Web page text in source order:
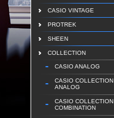
CASIO VINTAGE
PROTREK
SHEEN
COLLECTION
CASIO ANALOG
CASIO COLLECTION
ANALOG
CASIO COLLECTION
COMBINATION